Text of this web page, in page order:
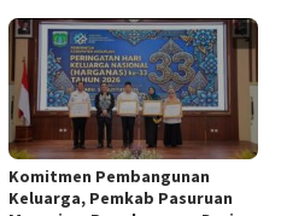
Komitmen Pembangunan
Keluarga, Pemkab Pasuruan